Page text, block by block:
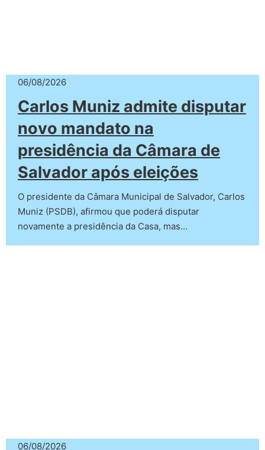
06/08/2026
Carlos Muniz admite disputar
novo mandato na
presidência da Câmara de
Salvador após eleições
O presidente da Câmara Municipal de Salvador, Carlos
Muniz (PSDB), afirmou que poderá disputar
novamente a presidência da Casa, mas…
06/08/2026